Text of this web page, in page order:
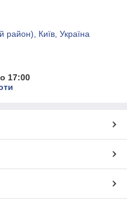
район), Київ, Україна
17:00